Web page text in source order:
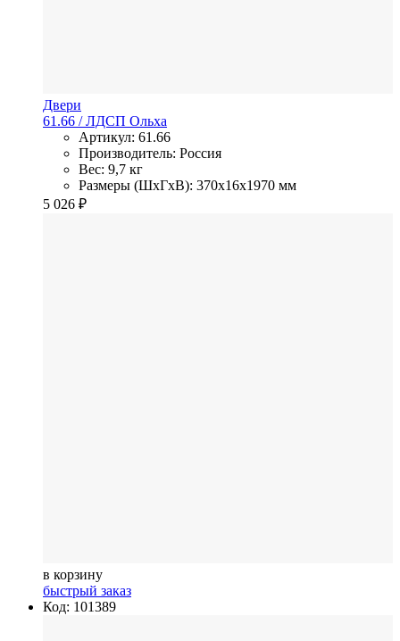
Двери
61.66 / ЛДСП Ольха
Артикул: 61.66
Производитель: Россия
Вес: 9,7 кг
Размеры (ШхГхВ): 370x16x1970 мм
5 026 ₽
в корзину
быстрый заказ
Код: 101389